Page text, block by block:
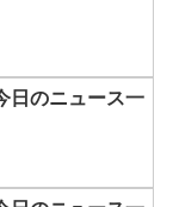
日のニュース一